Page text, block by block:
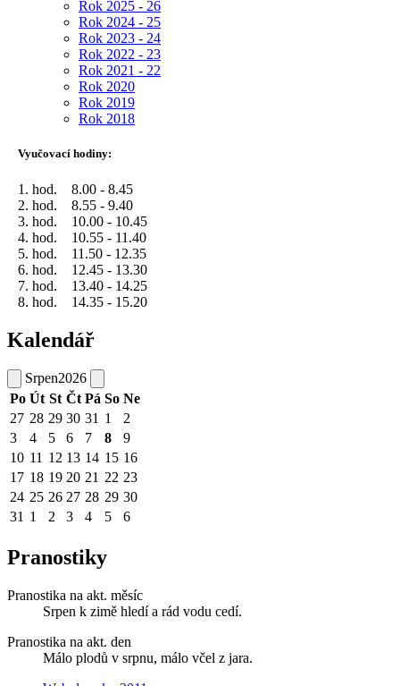
Rok 2025 - 26
Rok 2024 - 25
Rok 2023 - 24
Rok 2022 - 23
Rok 2021 - 22
Rok 2020
Rok 2019
Rok 2018
Vyučovací hodiny:
1. hod. 8.00 - 8.45
2. hod. 8.55 - 9.40
3. hod. 10.00 - 10.45
4. hod. 10.55 - 11.40
5. hod. 11.50 - 12.35
6. hod. 12.45 - 13.30
7. hod. 13.40 - 14.25
8. hod. 14.35 - 15.20
Kalendář
Srpen2026
Po Út St Čt Pá So Ne
27 28 29 30 31 1
2
3
4 5 6 7 8
9
10 11 12 13 14 15 16
17 18 19 20 21 22 23
24 25 26 27 28 29 30
31 1 2 3 4 5 6
Pranostiky
Pranostika na akt. měsíc
Srpen k zimě hledí a rád vodu cedí.
Pranostika na akt. den
Málo plodů v srpnu, málo včel z jara.